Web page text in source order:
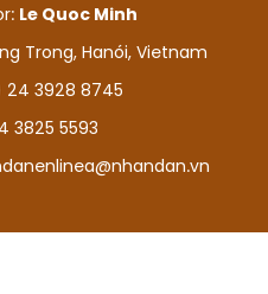
Le Quoc Minh
Trong, Hanói, Vietnam
3928 8745
3825 5593